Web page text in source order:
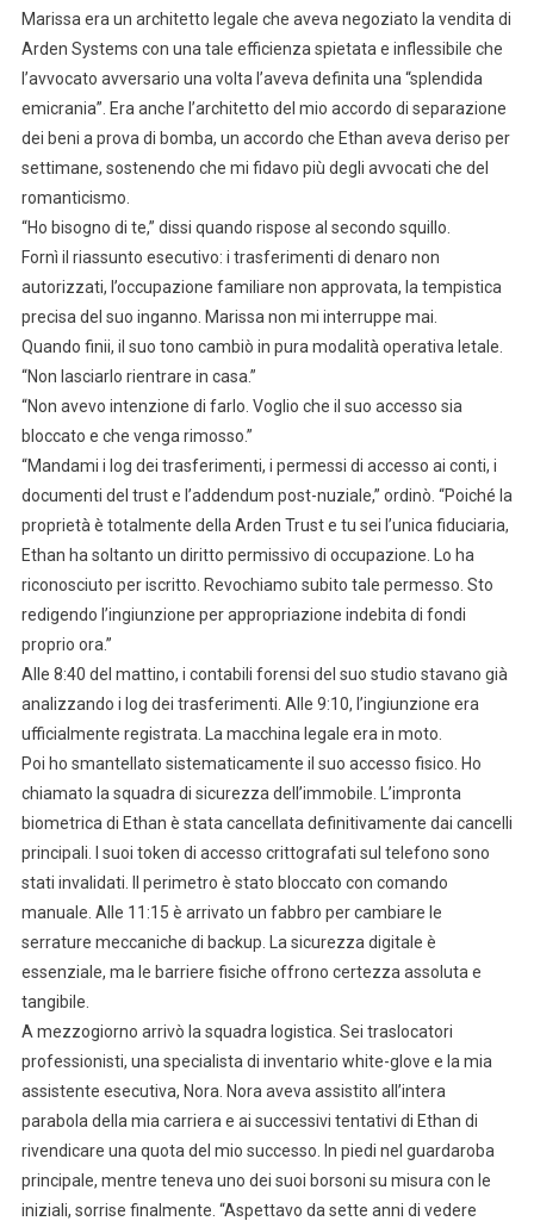
Marissa era un architetto legale che aveva negoziato la vendita di
Arden Systems con una tale efficienza spietata e inflessibile che
l’avvocato avversario una volta l’aveva definita una “splendida
emicrania”. Era anche l’architetto del mio accordo di separazione
dei beni a prova di bomba, un accordo che Ethan aveva deriso per
settimane, sostenendo che mi fidavo più degli avvocati che del
romanticismo.
“Ho bisogno di te,” dissi quando rispose al secondo squillo.
Fornì il riassunto esecutivo: i trasferimenti di denaro non
autorizzati, l’occupazione familiare non approvata, la tempistica
precisa del suo inganno. Marissa non mi interruppe mai.
Quando finii, il suo tono cambiò in pura modalità operativa letale.
“Non lasciarlo rientrare in casa.”
“Non avevo intenzione di farlo. Voglio che il suo accesso sia
bloccato e che venga rimosso.”
“Mandami i log dei trasferimenti, i permessi di accesso ai conti, i
documenti del trust e l’addendum post-nuziale,” ordinò. “Poiché la
proprietà è totalmente della Arden Trust e tu sei l’unica fiduciaria,
Ethan ha soltanto un diritto permissivo di occupazione. Lo ha
riconosciuto per iscritto. Revochiamo subito tale permesso. Sto
redigendo l’ingiunzione per appropriazione indebita di fondi
proprio ora.”
Alle 8:40 del mattino, i contabili forensi del suo studio stavano già
analizzando i log dei trasferimenti. Alle 9:10, l’ingiunzione era
ufficialmente registrata. La macchina legale era in moto.
Poi ho smantellato sistematicamente il suo accesso fisico. Ho
chiamato la squadra di sicurezza dell’immobile. L’impronta
biometrica di Ethan è stata cancellata definitivamente dai cancelli
principali. I suoi token di accesso crittografati sul telefono sono
stati invalidati. Il perimetro è stato bloccato con comando
manuale. Alle 11:15 è arrivato un fabbro per cambiare le
serrature meccaniche di backup. La sicurezza digitale è
essenziale, ma le barriere fisiche offrono certezza assoluta e
tangibile.
A mezzogiorno arrivò la squadra logistica. Sei traslocatori
professionisti, una specialista di inventario white-glove e la mia
assistente esecutiva, Nora. Nora aveva assistito all’intera
parabola della mia carriera e ai successivi tentativi di Ethan di
rivendicare una quota del mio successo. In piedi nel guardaroba
principale, mentre teneva uno dei suoi borsoni su misura con le
iniziali, sorrise finalmente. “Aspettavo da sette anni di vedere